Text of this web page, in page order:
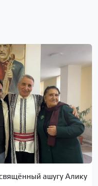
ашугу Алику